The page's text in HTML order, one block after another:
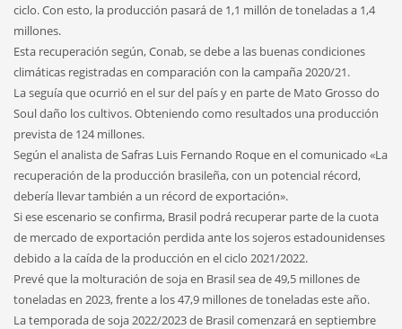
ciclo. Con esto, la producción pasará de 1,1 millón de toneladas a 1,4
millones.
Esta recuperación según, Conab, se debe a las buenas condiciones
climáticas registradas en comparación con la campaña 2020/21.
La seguía que ocurrió en el sur del país y en parte de Mato Grosso do
Soul daño los cultivos. Obteniendo como resultados una producción
prevista de 124 millones.
Según el analista de Safras Luis Fernando Roque en el comunicado «La
recuperación de la producción brasileña, con un potencial récord,
debería llevar también a un récord de exportación».
Si ese escenario se confirma, Brasil podrá recuperar parte de la cuota
de mercado de exportación perdida ante los sojeros estadounidenses
debido a la caída de la producción en el ciclo 2021/2022.
Prevé que la molturación de soja en Brasil sea de 49,5 millones de
toneladas en 2023, frente a los 47,9 millones de toneladas este año.
La temporada de soja 2022/2023 de Brasil comenzará en septiembre